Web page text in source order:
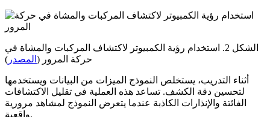
الشكل 2. استخدام رؤية الكمبيوتر لاكتشاف المركبات والمشاة في
حركة المرور ( المصدر )
أثناء التدريب، يستخلص النموذج الميزات من البيانات ويستخدمها
لتحسين دقة الكشف. تساعد هذه العملية في تقليل الاكتشافات
الفائتة والإنذارات الكاذبة عندما يتعرض النموذج لمشاهد مرورية
واقعية.